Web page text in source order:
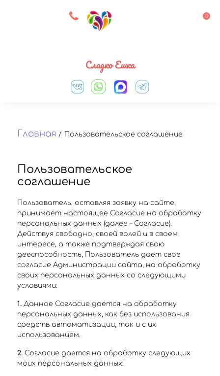
8 927 083 33 05 0
Сладко Ешка
Главная / Пользовательское соглашение
Пользовательское
соглашение
Пользователь, оставляя заявку на сайте,
принимает настоящее Согласие на обработку
персональных данных (далее – Согласие).
Действуя свободно, своей волей и в своем
интересе, а также подтверждая свою
дееспособность, Пользователь дает свое
согласие Администрации сайта, на обработку
своих персональных данных со следующими
условиями:
1. Данное Согласие дается на обработку
персональных данных, как без использования
средств автоматизации, так и с их
использованием.
2. Согласие дается на обработку следующих
моих персональных данных: